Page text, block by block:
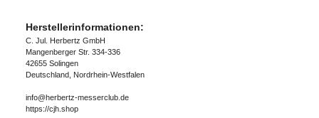
Herstellerinformationen:
C. Jul. Herbertz GmbH
Mangenberger Str. 334-336
42655 Solingen
Deutschland, Nordrhein-Westfalen
info@herbertz-messerclub.de
https://cjh.shop